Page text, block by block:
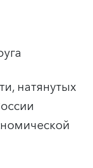
натянутых